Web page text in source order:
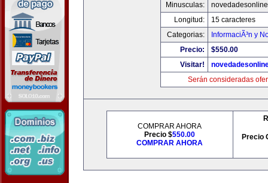
Minusculas:
Longitud:
15 caracteres
Categorias:
InformaciÃ³n y
Precio:
$550.00
Visitar!
Serán consideradas
COMPRAR AHORA
Precio $550.00
COMPRAR AHORA
Precio